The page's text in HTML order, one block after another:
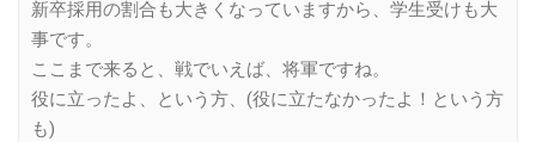
新卒採用の割合も大きくなっていますから、学生受けも大
事です。
ここまで来ると、戦でいえば、将軍ですね。
役に立ったよ、という方、(役に立たなかったよ！という方
も)